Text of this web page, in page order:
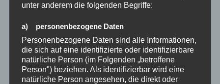
August 2022
Februar 2022
Januar 2022
Oktober 2021
unter anderem die folgenden Begriffe:
a) personenbezogene Daten
Personenbezogene Daten sind alle Informationen,
die sich auf eine identifizierte oder identifizierbare
natürliche Person (im Folgenden „betroffene
Person") beziehen. Als identifizierbar wird eine
natürliche Person angesehen, die direkt oder